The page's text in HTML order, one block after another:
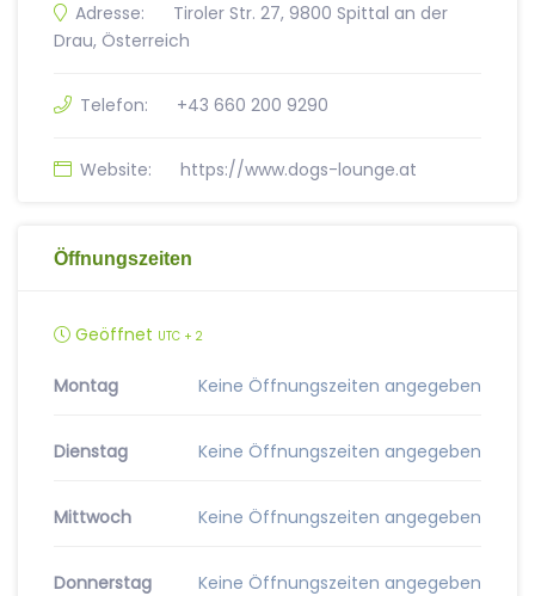
Adresse:
Tiroler Str. 27, 9800 Spittal an der
Drau, Österreich
Telefon: +43 660 200 9290
Website: https://www.dogs-lounge.at
Öffnungszeiten
Geöffnet UTC + 2
Montag Keine Öffnungszeiten angegeben
Dienstag Keine Öffnungszeiten angegeben
Mittwoch Keine Öffnungszeiten angegeben
Donnerstag Keine Öffnungszeiten angegeben